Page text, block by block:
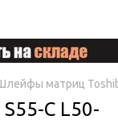
матриц
C L50-